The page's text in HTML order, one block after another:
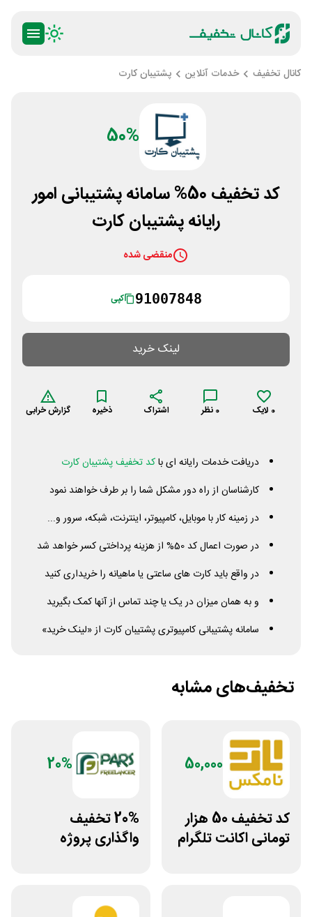
کانال تخفیف خدمات آنلاین پشتیبان کارت
50%
کد تخفیف 50% سامانه پشتیبانی امور
رایانه پشتیبان کارت
منقضی شده
91007848 کپی
لینک خرید
0 لایک 0 نظر اشتراک ذخیره گزارش خرابی
دریافت خدمات رایانه ای باکد تخفیف پشتیبان کارت
کارشناسان از راه دور مشکل شما را بر طرف خواهند نمود
در زمینه کار با موبایل، کامپیوتر، اینترنت، شبکه، سرور و...
در صورت اعمال کد 50% از هزینه پرداختی کسر خواهد شد
در واقع باید کارت های ساعتی یا ماهیانه را خریداری کنید
و به همان میزان در یک یا چند تماس از آنها کمک بگیرید
سامانه پشتیبانی کامپیوتری پشتیبان کارت از «لینک خرید»
تخفیف‌های مشابه
50,000
کد تخفیف 50 هزار
تومانی اکانت تلگرام
20%
20% تخفیف
واگذاری پروژه